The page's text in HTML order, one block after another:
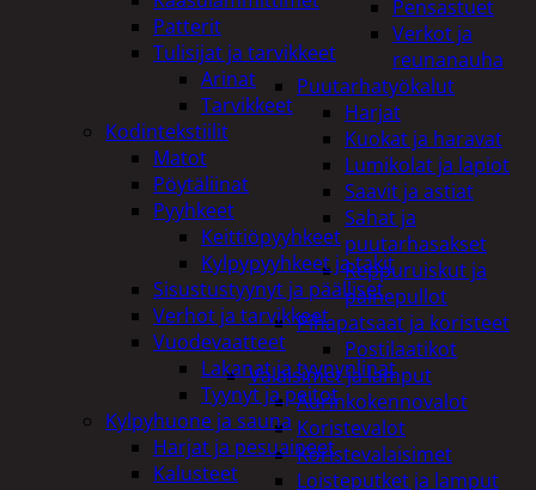
Pensastuet
Verkot ja
reunanauha
Puutarhatyökalut
Harjat
Kuokat ja haravat
Lumikolat ja lapiot
Saavit ja astiat
Sahat ja
puutarhasakset
Reppuruiskut ja
painepullot
Pihapatsaat ja koristeet
Postilaatikot
Valaisimet ja lamput
Aurinkokennovalot
Koristevalot
Koristevalaisimet
Loisteputket ja lamput
Patterit
Tulisijat ja tarvikkeet
Arinat
Tarvikkeet
Kodintekstiilit
Matot
Pöytäliinat
Pyyhkeet
Keittiöpyyhkeet
Kylpypyyhkeet ja takit
Sisustustyynyt ja päälliset
Verhot ja tarvikkeet
Vuodevaatteet
Lakanat ja tyynynlinat
Tyynyt ja peitot
Kylpyhuone ja sauna
Harjat ja pesuaineet
Kalusteet